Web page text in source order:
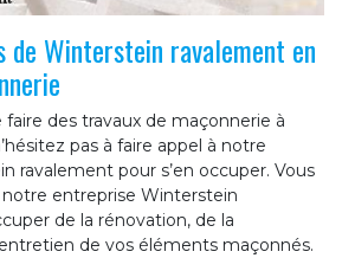
de Winterstein ravalement en
des travaux de maçonnerie à
pas à faire appel à notre
ravalement pour s’en occuper. Vous
entreprise Winterstein
de la rénovation, de la
de vos éléments maçonnés.